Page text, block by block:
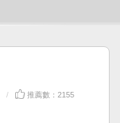
推薦數：2155